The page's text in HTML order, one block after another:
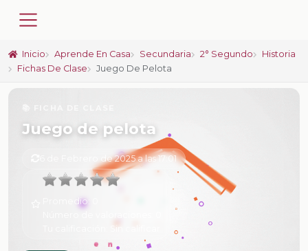
Inicio Aprende En Casa Secundaria 2° Segundo
Historia
Fichas De Clase
Juego De Pelota
Juego de pelota
6 de Febrero de 2025 a las 17:01
Promedio:
Sin calificar